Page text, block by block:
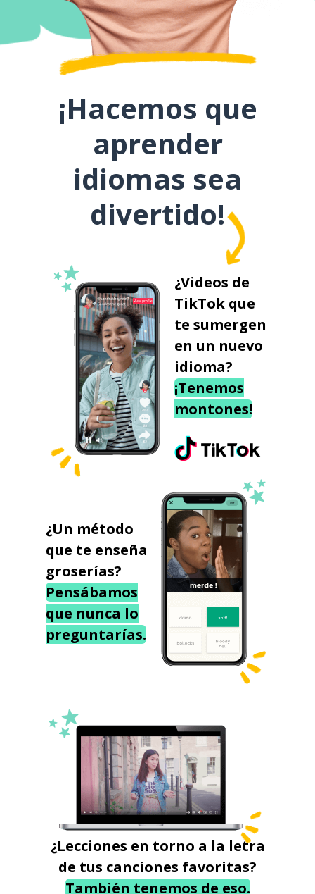
¡Hacemos que
aprender
idiomas sea
divertido!
¿Videos de
TikTok que
te sumergen
en un nuevo
idioma?
¡Tenemos
montones!
¿Un método
que te enseña
groserías?
Pensábamos
que nunca lo
preguntarías.
¿Lecciones en torno a la letra
de tus canciones favoritas?
También tenemos de eso.